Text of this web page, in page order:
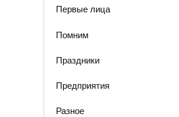
Первые лица
Помним
Праздники
Предприятия
Разное